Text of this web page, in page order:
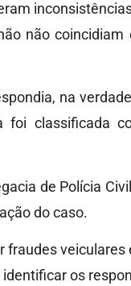
não
na
foi classificada
de Polícia
do caso.
os